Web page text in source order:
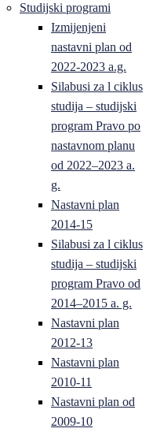
Studijski programi
Izmijenjeni
nastavni plan od
2022-2023 a.g.
Silabusi za l ciklus
studija – studijski
program Pravo po
nastavnom planu
od 2022–2023 a.
g.
Nastavni plan
2014-15
Silabusi za l ciklus
studija – studijski
program Pravo od
2014–2015 a. g.
Nastavni plan
2012-13
Nastavni plan
2010-11
Nastavni plan od
2009-10